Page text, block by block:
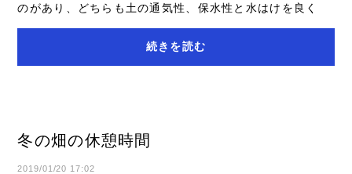
のがあり、どちらも土の通気性、保水性と水はけを良く
し、微生物を増やす効果がある。土がふかふか...
続きを読む
冬の畑の休憩時間
2019/01/20 17:02